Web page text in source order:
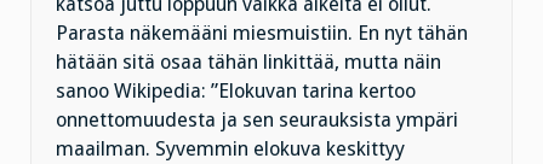
Parasta näkemääni miesmuistiin. En nyt tähän
hätään sitä osaa tähän linkittää, mutta näin
sanoo Wikipedia: ”Elokuvan tarina kertoo
onnettomuudesta ja sen seurauksista ympäri
maailman. Syvemmin elokuva keskittyy